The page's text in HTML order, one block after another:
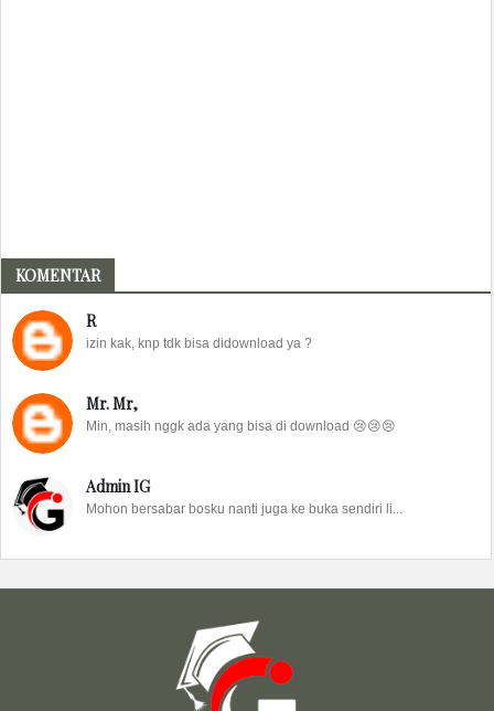
KOMENTAR
R
izin kak, knp tdk bisa didownload ya ?
Mr. Mr,
Min, masih nggk ada yang bisa di download 😢😢😢
Admin IG
Mohon bersabar bosku nanti juga ke buka sendiri li...